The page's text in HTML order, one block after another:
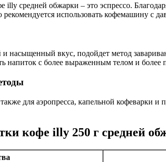
illy средней обжарки – это эспрессо.
использовать кофемашину с
насыщенный вкус, подойдет метод
напиток с более выраженным телом и более
для аэропресса, капельной кофеварки
кофе illy 250 г средней